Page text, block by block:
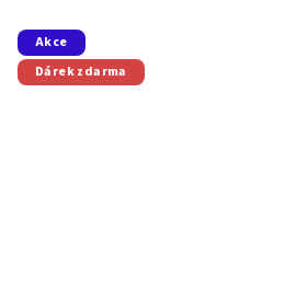
Akce
Dárek zdarma